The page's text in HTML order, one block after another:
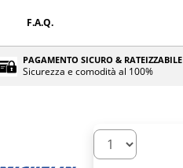
F.A.Q.
PAGAMENTO SICURO & RATEIZZABILE
Sicurezza e comodità al 100%
Quantità